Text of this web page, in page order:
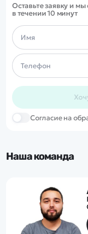
Оставьте заявку и
в течении 10 минут
Cогласие на
Наша команда